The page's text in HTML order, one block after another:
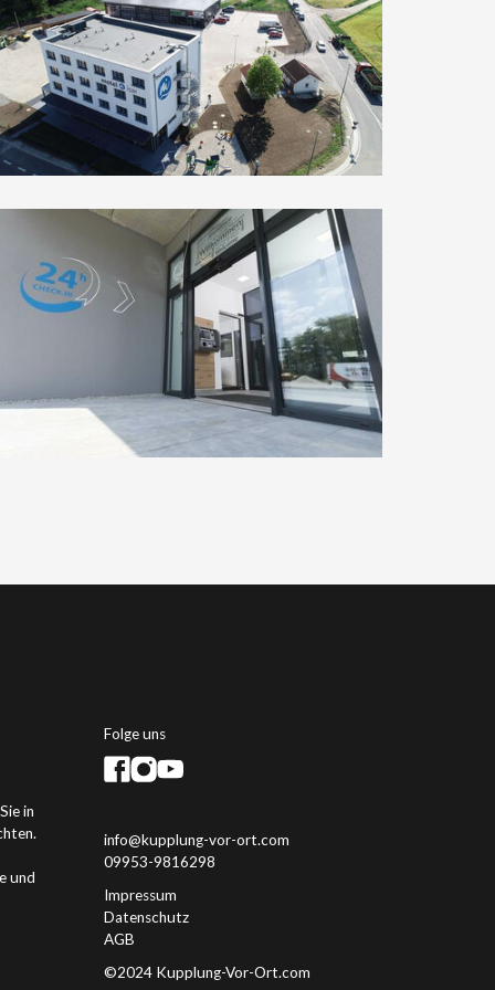
in
und
Folge uns
info@kupplung-vor-ort.com
09953-9816298
Impressum
Datenschutz
AGB
©2024 Kupplung-Vor-Ort.com